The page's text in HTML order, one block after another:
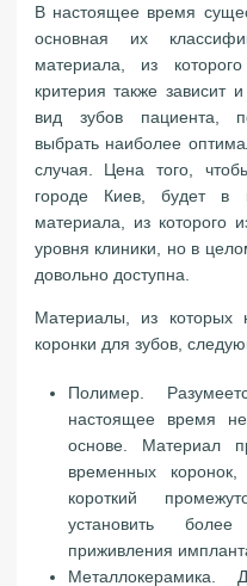
В настоящее время
основная их
материала, из
критерия также зависит
вид зубов пациента,
выбрать наиболее
случая. Цена того,
городе Киев, будет в
материала, из которого
уровня клиники, но в
довольно доступна.
Материалы, из которых
коронки для зубов,
Полимер.
настоящее время
основе. Материал
временных
короткий
установить
приживления
Металлокерамика.